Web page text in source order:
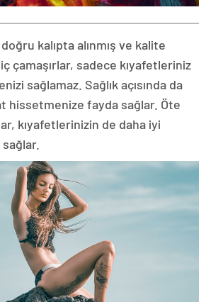
kalıpta alınmış ve kalite
çamaşırlar, sadece kıyafetleriniz
sağlamaz. Sağlık açısında da
hissetmenize fayda sağlar. Öte
kıyafetlerinizin de daha iyi